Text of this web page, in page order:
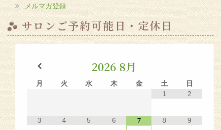
メルマガ登録
サロンご予約可能日・定休日
2026 8月
月 火 水 木 金 土
日
1
2
3 4 5 6 7 8 9